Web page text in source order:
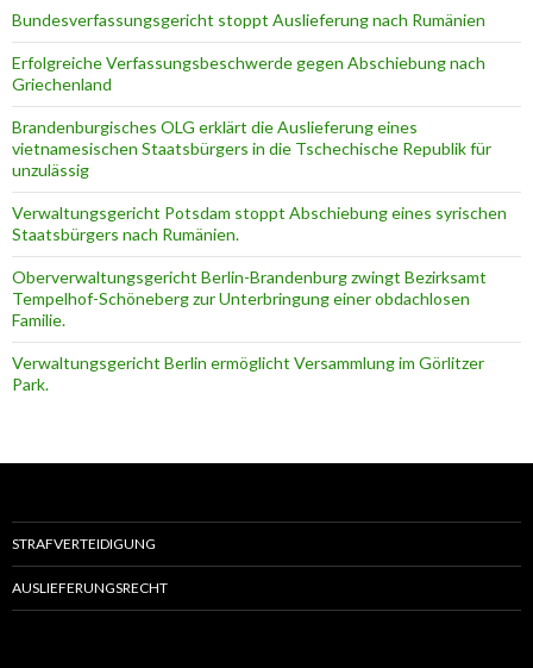
Bundesverfassungsgericht stoppt Auslieferung nach Rumänien
Erfolgreiche Verfassungsbeschwerde gegen Abschiebung nach
Griechenland
Brandenburgisches OLG erklärt die Auslieferung eines
vietnamesischen Staatsbürgers in die Tschechische Republik für
unzulässig
Verwaltungsgericht Potsdam stoppt Abschiebung eines syrischen
Staatsbürgers nach Rumänien.
Oberverwaltungsgericht Berlin-Brandenburg zwingt Bezirksamt
Tempelhof-Schöneberg zur Unterbringung einer obdachlosen
Familie.
Verwaltungsgericht Berlin ermöglicht Versammlung im Görlitzer
Park.
STRAFVERTEIDIGUNG
AUSLIEFERUNGSRECHT